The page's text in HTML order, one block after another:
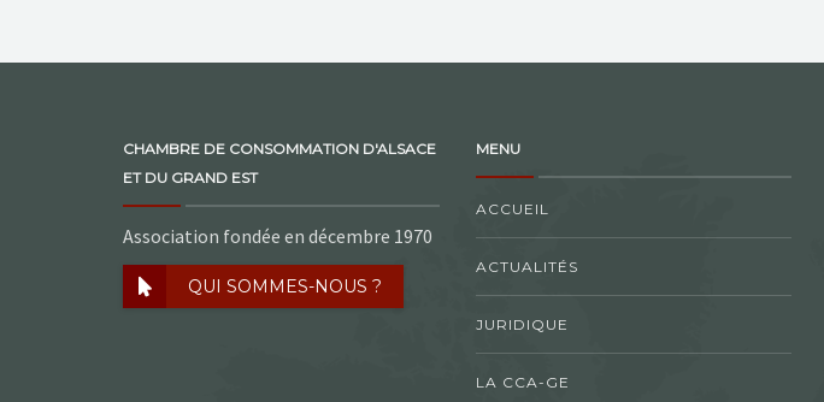
CHAMBRE DE CONSOMMATION D'ALSACE
ET DU GRAND EST
Association fondée en décembre 1970
QUI SOMMES-NOUS ?
MENU
ACCUEIL
ACTUALITÉS
JURIDIQUE
LA CCA-GE